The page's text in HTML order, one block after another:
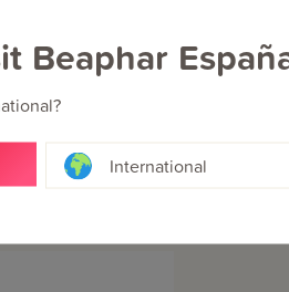
Beaphar
International
la alimentación